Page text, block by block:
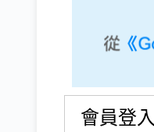
會員登入